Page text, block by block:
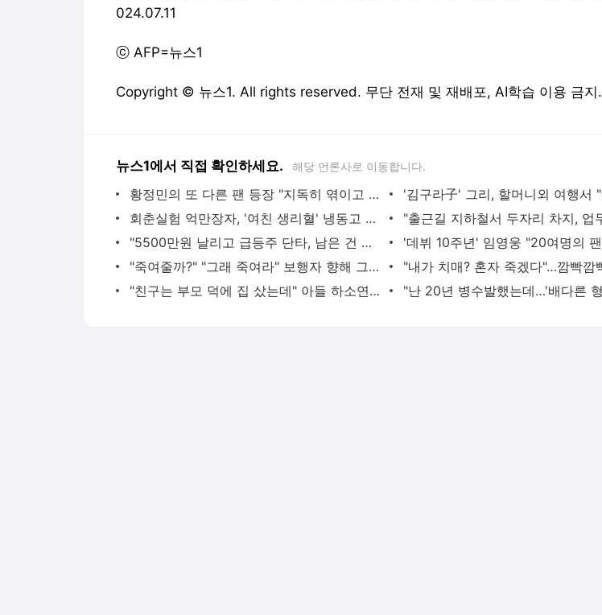
024.07.11
ⓒ AFP=뉴스1
Copyright © 뉴스1. All rights reserved. 무단 전재 및 재배포, AI학습 이용 금지.
뉴스1에서 직접 확인하세요. 해당 언론사로 이동합니다.
황정민의 또 다른 팬 등장 "지독히 엮이고 싶었던 건 너" 폭로녀 직격
회춘실험 억만장자, '여친 생리혈' 냉동고 보관…"자궁 내부 궁금해"
"5500만원 날리고 급등주 단타, 남은 건 빚뿐"…30대 여성 파혼 위기
"죽여줄까?" "그래 죽여라" 보행자 향해 그대로 차량 돌진한 운전자[영상]
"친구는 부모 덕에 집 샀는데" 아들 하소연에 "죄지었다" 사죄 '먹먹'